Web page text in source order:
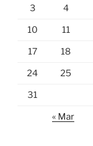
3 4
10 11
17 18
24 25
31
« Mar